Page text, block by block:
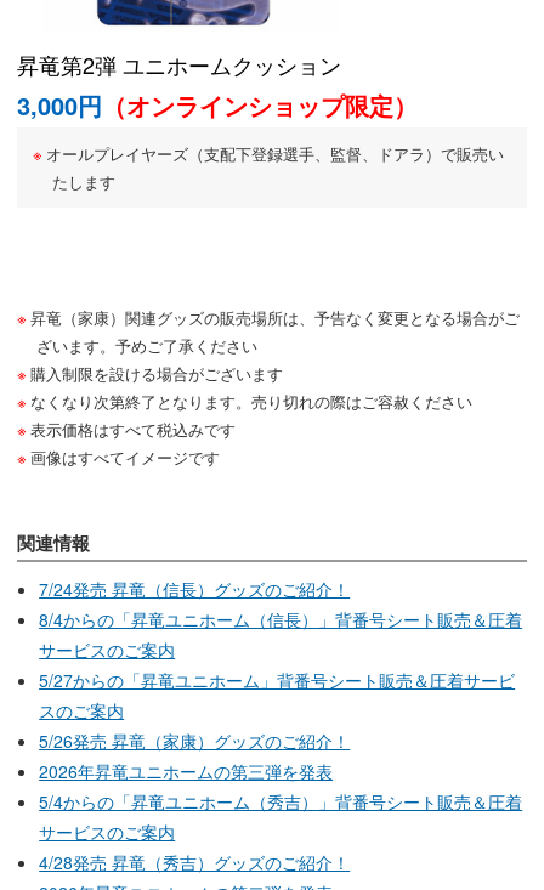
昇竜第2弾 ユニホームクッション
3,000円 （オンラインショップ限定）
オールプレイヤーズ（支配下登録選手、監督、ドアラ）で販売い
たします
昇竜（家康）関連グッズの販売場所は、予告なく変更となる場合がご
ざいます。予めご了承ください
購入制限を設ける場合がございます
なくなり次第終了となります。売り切れの際はご容赦ください
表示価格はすべて税込みです
画像はすべてイメージです
関連情報
7/24発売 昇竜（信長）グッズのご紹介！
8/4からの「昇竜ユニホーム（信長）」背番号シート販売＆圧着
サービスのご案内
5/27からの「昇竜ユニホーム」背番号シート販売＆圧着サービ
スのご案内
5/26発売 昇竜（家康）グッズのご紹介！
2026年昇竜ユニホームの第三弾を発表
5/4からの「昇竜ユニホーム（秀吉）」背番号シート販売＆圧着
サービスのご案内
4/28発売 昇竜（秀吉）グッズのご紹介！